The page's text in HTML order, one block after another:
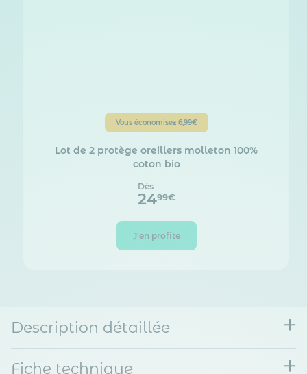
Vous économisez 6,99€
Lot de 2 protège oreillers molleton 100%
coton bio
Dès
2499€
J'en profite
Description détaillée
Fiche technique